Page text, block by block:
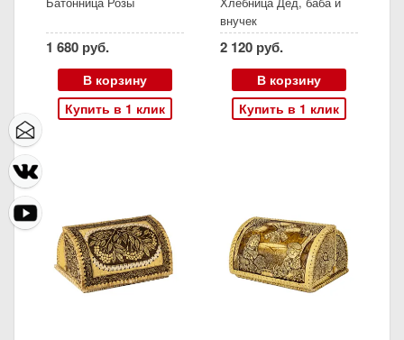
1 680 руб.
В корзину
Купить в 1 клик
внучек
2 120 руб.
В корзину
Купить в 1 клик